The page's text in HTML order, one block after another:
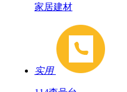
家居建材
实用